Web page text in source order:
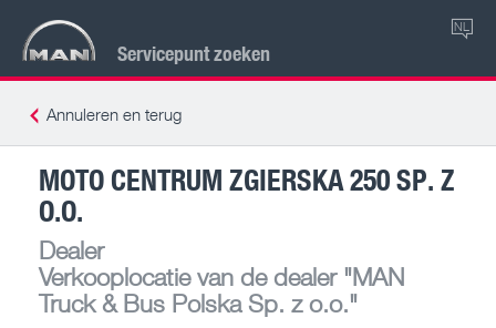
Servicepunt zoeken
NL
Annuleren en terug
MOTO CENTRUM ZGIERSKA 250 SP. Z
O.O.
Dealer
Verkooplocatie van de dealer"MAN
Truck & Bus Polska Sp. z o.o."